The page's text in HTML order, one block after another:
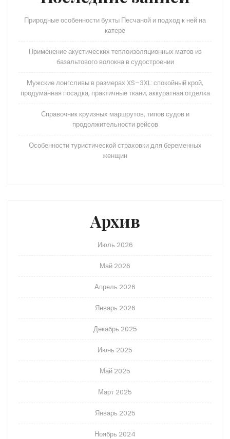
Природные особенности бухты Песчаной и подход к ней на
катере
Применение акустических теплоизоляционных матов из
базальтового волокна в судостроении
Мужские лонгсливы в размерах XS–3XL: спокойный крой,
продуманная посадка, практичные ткани, аккуратная отделка
Справочник круизных маршрутов, типов судов и
продолжительности рейсов
Особенности туристической страховки для беременных
женщин
Архив
Июль 2026
Май 2026
Апрель 2026
Январь 2026
Декабрь 2025
Июнь 2025
Май 2025
Март 2025
Январь 2025
Ноябрь 2024